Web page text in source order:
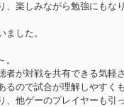
、楽しみながら勉強にもな
ました。
。
者が対戦を共有できる気軽
るので試合が理解しやすく
、他ゲーのプレイヤーも引